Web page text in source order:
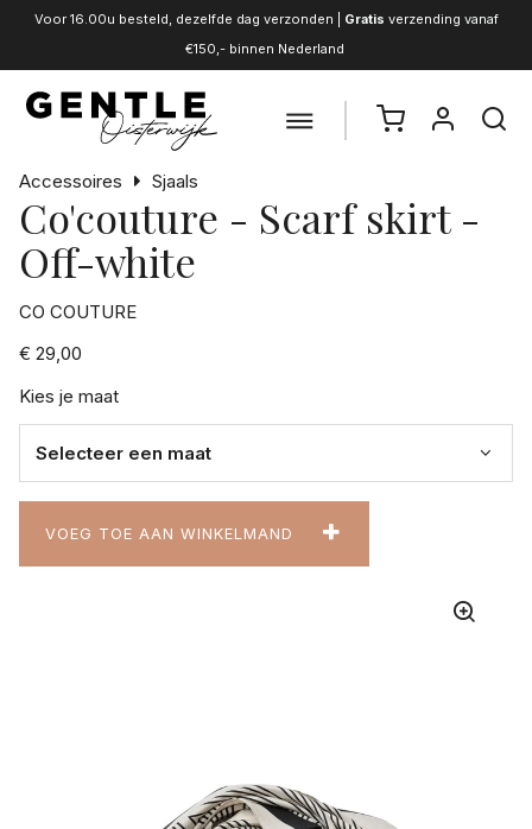
Voor 16.00u besteld, dezelfde dag verzonden | Gratis verzending vanaf
€150,- binnen Nederland
Accessoires Sjaals
Co'couture - Scarf skirt -
Off-white
CO COUTURE
€ 29,00
Kies je maat
VOEG TOE AAN WINKELMAND